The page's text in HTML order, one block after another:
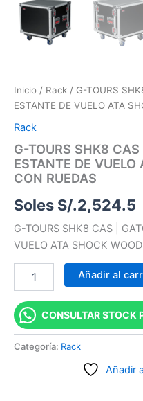
Inicio / Rack / G-TOURS
ESTANTE DE VUELO ATA
Rack
G-TOURS SHK8
ESTANTE DE
CON RUEDAS
Soles S/.2,524.5
G-TOURS SHK8 CAS |
VUELO ATA SHOCK
Añadir al
CONSULTAR STOCK
Categoría: Rack
Añadir